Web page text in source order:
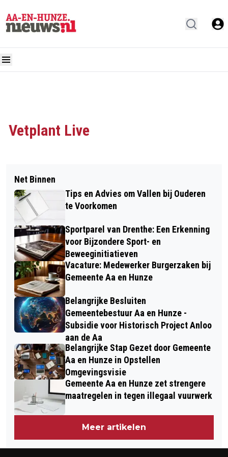
Vetplant Live
Net Binnen
Tips en Advies om Vallen bij Ouderen
te Voorkomen
Sportparel van Drenthe: Een Erkenning
voor Bijzondere Sport- en
Beweeginitiatieven
Vacature: Medewerker Burgerzaken bij
Gemeente Aa en Hunze
Belangrijke Besluiten
Gemeentebestuur Aa en Hunze -
Subsidie voor Historisch Project Anloo
aan de Aa
Belangrijke Stap Gezet door Gemeente
Aa en Hunze in Opstellen
Omgevingsvisie
Gemeente Aa en Hunze zet strengere
maatregelen in tegen illegaal vuurwerk
Meer artikelen